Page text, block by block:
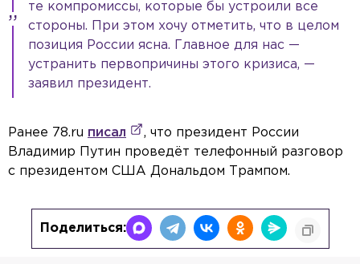
те компромиссы, которые бы устроили все
стороны. При этом хочу отметить, что в целом
позиция России ясна. Главное для нас —
устранить первопричины этого кризиса, —
заявил президент.
Ранее 78.ru писал
, что президент России
Владимир Путин проведёт телефонный разговор
с президентом США Дональдом Трампом.
Поделиться: